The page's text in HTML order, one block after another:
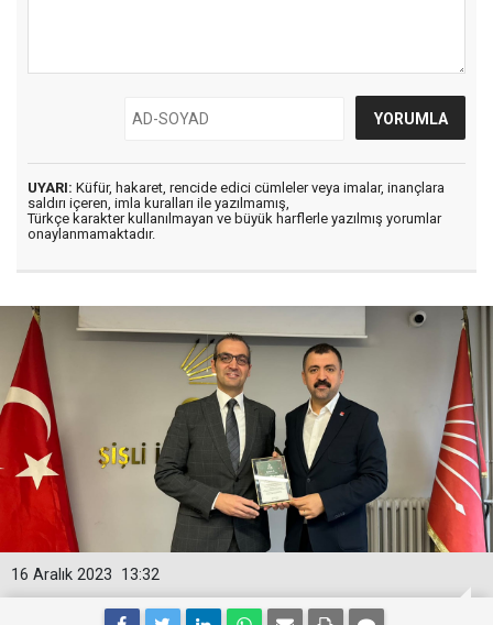
UYARI: Küfür, hakaret, rencide edici cümleler veya imalar, inançlara
saldırı içeren, imla kuralları ile yazılmamış,
Türkçe karakter kullanılmayan ve büyük harflerle yazılmış yorumlar
onaylanmamaktadır.
13:32
16 Aralık 2023